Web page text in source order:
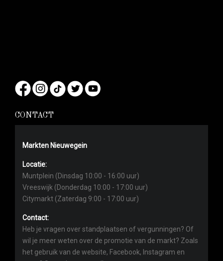
CONTACT
Markten Nieuwegein
Locatie:
Muntplein (Dinsdag 10:00 - 16:00 uur)
Vreeswijk (Donderdag 10:00 - 17:00 uur)
Citymarkt (Zaterdag 9:00 - 17:00 uur)
Contact:
Heb je vragen over standplaatsen of vergunningen? Of
wil je meer weten over de promotie van de markt? Zoals
het gebruik van de website, Facebook, Instagram en